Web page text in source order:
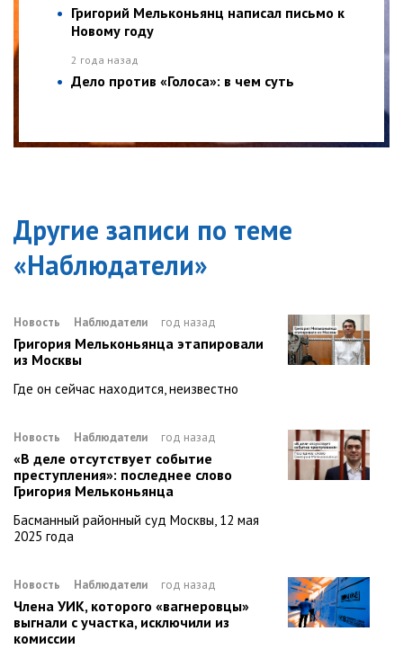
Григорий Мельконьянц написал письмо к
Новому году
2 года назад
Дело против «Голоса»: в чем суть
Другие записи по теме
«Наблюдатели»
Новость Наблюдатели год назад
Григория Мельконьянца этапировали
из Москвы
Где он сейчас находится, неизвестно
Новость Наблюдатели год назад
«В деле отсутствует событие
преступления»: последнее слово
Григория Мельконьянца
Басманный районный суд Москвы, 12 мая
2025 года
Новость Наблюдатели год назад
Члена УИК, которого «вагнеровцы»
выгнали с участка, исключили из
комиссии